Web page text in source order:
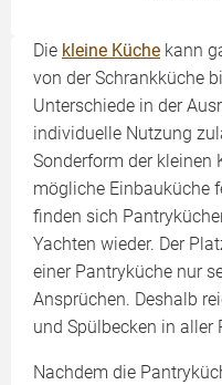
Die kleine Küche kann
von der Schrankküche
Unterschiede in der
individuelle Nutzung
Sonderform der kleinen
mögliche Einbauküche
finden sich
Yachten wieder. Der
einer Pantryküche nur
Ansprüchen. Deshalb
und Spülbecken in aller
Nachdem die